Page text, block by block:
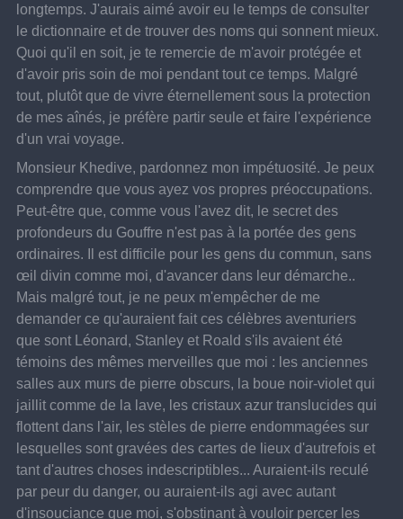
longtemps. J'aurais aimé avoir eu le temps de consulter
le dictionnaire et de trouver des noms qui sonnent mieux.
Quoi qu'il en soit, je te remercie de m'avoir protégée et
d'avoir pris soin de moi pendant tout ce temps. Malgré
tout, plutôt que de vivre éternellement sous la protection
de mes aînés, je préfère partir seule et faire l'expérience
d'un vrai voyage.
Monsieur Khedive, pardonnez mon impétuosité. Je peux
comprendre que vous ayez vos propres préoccupations.
Peut-être que, comme vous l'avez dit, le secret des
profondeurs du Gouffre n'est pas à la portée des gens
ordinaires. Il est difficile pour les gens du commun, sans
œil divin comme moi, d'avancer dans leur démarche..
Mais malgré tout, je ne peux m'empêcher de me
demander ce qu'auraient fait ces célèbres aventuriers
que sont Léonard, Stanley et Roald s'ils avaient été
témoins des mêmes merveilles que moi : les anciennes
salles aux murs de pierre obscurs, la boue noir-violet qui
jaillit comme de la lave, les cristaux azur translucides qui
flottent dans l'air, les stèles de pierre endommagées sur
lesquelles sont gravées des cartes de lieux d'autrefois et
tant d'autres choses indescriptibles... Auraient-ils reculé
par peur du danger, ou auraient-ils agi avec autant
d'insouciance que moi, s'obstinant à vouloir percer les